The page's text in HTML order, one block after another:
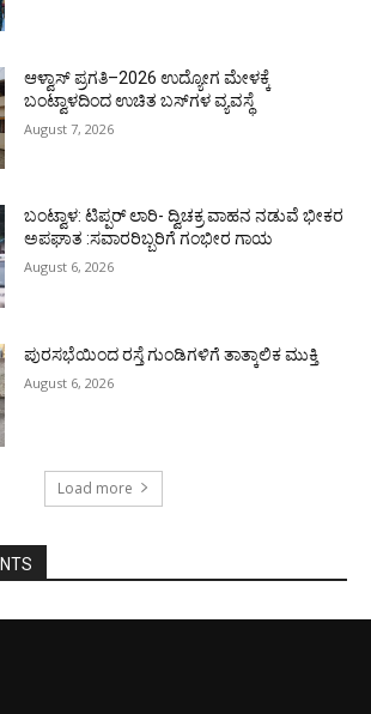
ಆಳ್ವಾಸ್ ಪ್ರಗತಿ–2026 ಉದ್ಯೋಗ ಮೇಳಕ್ಕೆ
ಬಂಟ್ವಾಳದಿಂದ ಉಚಿತ ಬಸ್‌ಗಳ ವ್ಯವಸ್ಥೆ
August 7, 2026
ಬಂಟ್ವಾಳ: ಟಿಪ್ಪರ್ ಲಾರಿ- ದ್ವಿಚಕ್ರ ವಾಹನ ನಡುವೆ ಭೀಕರ
ಅಪಘಾತ :ಸವಾರರಿಬ್ಬರಿಗೆ ಗಂಭೀರ ಗಾಯ
August 6, 2026
ಪುರಸಭೆಯಿಂದ ರಸ್ತೆ ಗುಂಡಿಗಳಿಗೆ ತಾತ್ಕಾಲಿಕ ಮುಕ್ತಿ
August 6, 2026
Load more